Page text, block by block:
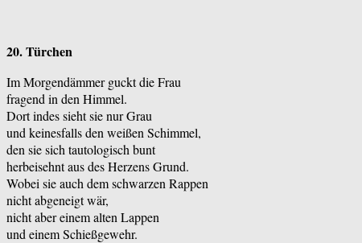
20. Türchen
Im Morgendämmer guckt die Frau
fragend in den Himmel.
Dort indes sieht sie nur Grau
und keinesfalls den weißen Schimmel,
den sie sich tautologisch bunt
herbeisehnt aus des Herzens Grund.
Wobei sie auch dem schwarzen Rappen
nicht abgeneigt wär,
nicht aber einem alten Lappen
und einem Schießgewehr.